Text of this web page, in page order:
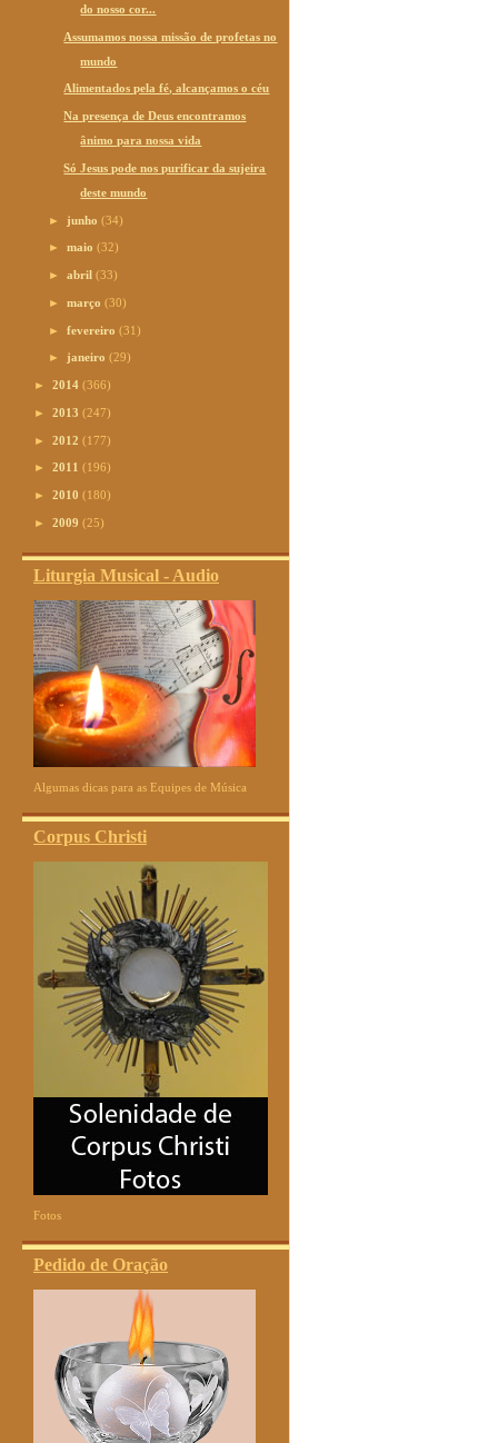
do nosso cor...
Assumamos nossa missão de profetas no
mundo
Alimentados pela fé, alcançamos o céu
Na presença de Deus encontramos
ânimo para nossa vida
Só Jesus pode nos purificar da sujeira
deste mundo
► junho(34)
►maio(32)
►abril(33)
►março(30)
►fevereiro(31)
► janeiro(29)
► 2014 (366)
► 2013 (247)
► 2012 (177)
► 2011 (196)
► 2010 (180)
► 2009 (25)
Liturgia Musical - Audio
Algumas dicas para as Equipes de Música
Corpus Christi
Fotos
Pedido de Oração